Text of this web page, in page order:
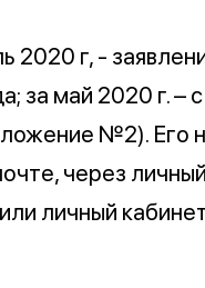
2020 г, -
за май 2020 г. –
№2). Его
через
личный